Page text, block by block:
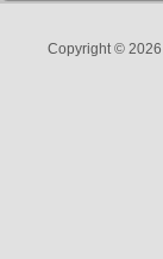
Copyright ©